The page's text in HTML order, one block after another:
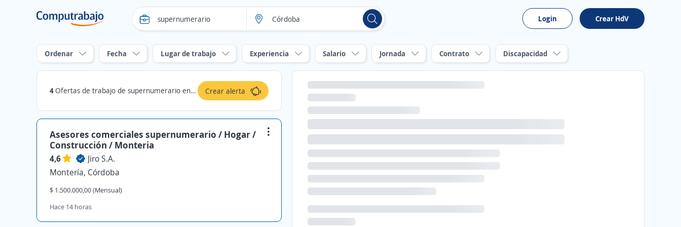
Login Crear HdV
Ordenar Fecha Lugar de trabajo Experiencia Salario Jornada Contrato Discapacidad
4Ofertas de trabajo de supernumerario en Córdoba Crear alerta
Asesores comerciales supernumerario / Hogar /
Construcción / Monteria
4,6
Jiro S.A.
Montería, Córdoba
$ 1.500.000,00 (Mensual)
Hace 14 horas